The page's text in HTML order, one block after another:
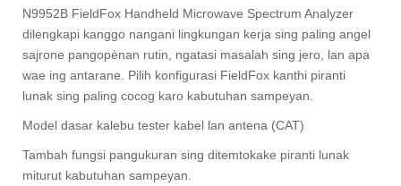
N9952B FieldFox Handheld Microwave Spectrum Analyzer
dilengkapi kanggo nangani lingkungan kerja sing paling angel
sajrone pangopènan rutin, ngatasi masalah sing jero, lan apa
wae ing antarane. Pilih konfigurasi FieldFox kanthi piranti
lunak sing paling cocog karo kabutuhan sampeyan.
Model dasar kalebu tester kabel lan antena (CAT)
Tambah fungsi pangukuran sing ditemtokake piranti lunak
miturut kabutuhan sampeyan.